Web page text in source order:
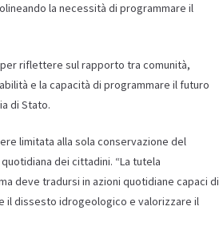
la necessità di programmare il
per riflettere sul rapporto tra comunità,
e la capacità di programmare il futuro
di Stato.
limitata alla sola conservazione del
dei cittadini. “La tutela
deve tradursi in azioni quotidiane capaci di
il dissesto idrogeologico e valorizzare il